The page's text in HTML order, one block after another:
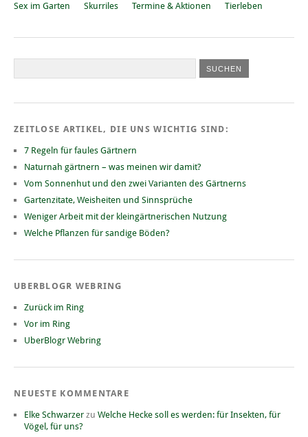
Sex im Garten
Skurriles Termine & Aktionen Tierleben
ZEITLOSE ARTIKEL, DIE UNS WICHTIG SIND:
7 Regeln für faules Gärtnern
Naturnah gärtnern – was meinen wir damit?
Vom Sonnenhut und den zwei Varianten des Gärtnerns
Gartenzitate, Weisheiten und Sinnsprüche
Weniger Arbeit mit der kleingärtnerischen Nutzung
Welche Pflanzen für sandige Böden?
UBERBLOGR WEBRING
Zurück im Ring
Vor im Ring
UberBlogr Webring
NEUESTE KOMMENTARE
Elke Schwarzer zu Welche Hecke soll es werden: für Insekten, für
Vögel, für uns?